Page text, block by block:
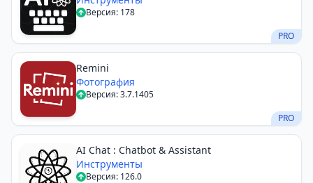
Версия: 178
PRO
Remini
Фотография
Версия: 3.7.1405
PRO
AI Chat : Chatbot & Assistant
Инструменты
Версия: 126.0